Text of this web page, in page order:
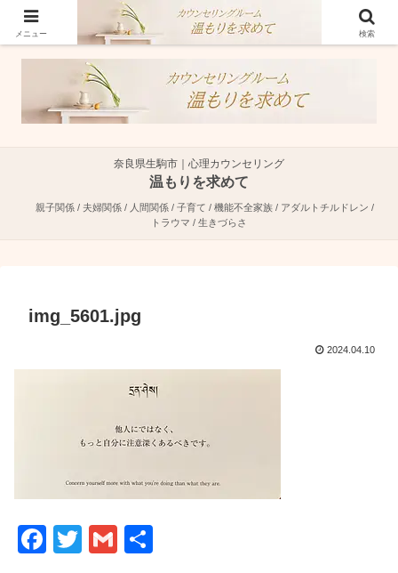
奈良県生駒市で親子関係・夫婦関係・人間関係に特化した心理カウンセラーで
す。
奈良県生駒市｜心理カウンセリング
温もりを求めて
親子関係 / 夫婦関係 / 人間関係 / 子育て / 機能不全家族 / アダルトチルドレン /
トラウマ / 生きづらさ
img_5601.jpg
2024.04.10
F
T
G
メニュー 検索